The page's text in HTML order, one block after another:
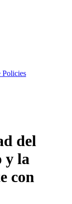
Policies
del
y la
con